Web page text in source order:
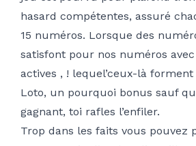
hasard compétentes, assuré
15 numéros. Lorsque des
satisfont pour nos numéros
actives , ! lequel’ceux-là
Loto, un pourquoi bonus sauf
gagnant, toi rafles l’enfiler.
Trop dans les faits vous pouvez